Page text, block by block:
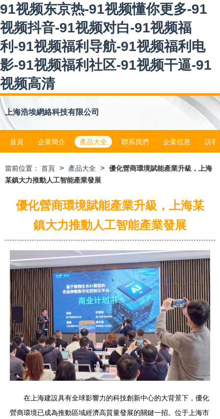
91视频东京热-91视频懂你更多-91
视频抖音-91视频对白-91视频福
利-91视频福利导航-91视频福利电
影-91视频福利社区-91视频干逼-91
视频高清
上海浩埃網絡科技有限公司
首頁 企業簡介 產品大全 聯系我們 企業信息 訪客
當前位置： 首頁 > 產品大全 > 優化營商環境賦能產業升級，上海
某鎮大力推動人工智能產業發展
優化營商環境賦能產業升級，上海某
鎮大力推動人工智能產業發展
在上海建設具有全球影響力的科技創新中心的大背景下，優化
營商環境已成為推動區域經濟高質量發展的關鍵一招。位于上海市